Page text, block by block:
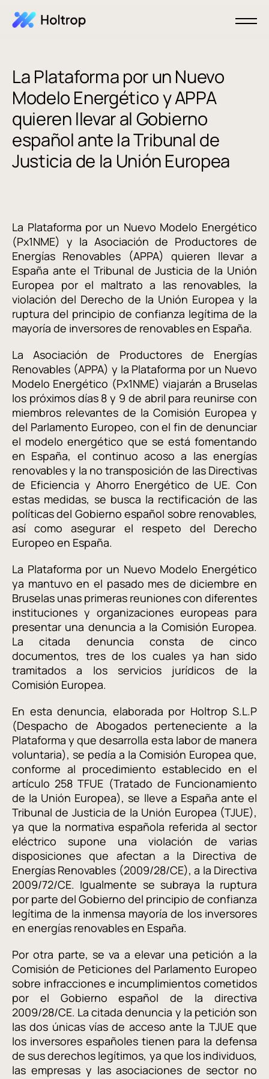
La Plataforma por un Nuevo
Modelo Energético y APPA
quieren llevar al Gobierno
español ante la Tribunal de
Justicia de la Unión Europea
La Plataforma por un Nuevo Modelo Energético
(Px1NME) y la Asociación de Productores de
Energías Renovables (APPA) quieren llevar a
España ante el Tribunal de Justicia de la Unión
Europea por el maltrato a las renovables, la
violación del Derecho de la Unión Europea y la
ruptura del principio de confianza legítima de la
mayoría de inversores de renovables en España.
La Asociación de Productores de Energías
Renovables (APPA) y la Plataforma por un Nuevo
Modelo Energético (Px1NME) viajarán a Bruselas
los próximos días 8 y 9 de abril para reunirse con
miembros relevantes de la Comisión Europea y
del Parlamento Europeo, con el fin de denunciar
el modelo energético que se está fomentando
en España, el continuo acoso a las energías
renovables y la no transposición de las Directivas
de Eficiencia y Ahorro Energético de UE. Con
estas medidas, se busca la rectificación de las
políticas del Gobierno español sobre renovables,
así como asegurar el respeto del Derecho
Europeo en España.
La Plataforma por un Nuevo Modelo Energético
ya mantuvo en el pasado mes de diciembre en
Bruselas unas primeras reuniones con diferentes
instituciones y organizaciones europeas para
presentar una denuncia a la Comisión Europea.
La citada denuncia consta de cinco
documentos, tres de los cuales ya han sido
tramitados a los servicios jurídicos de la
Comisión Europea.
En esta denuncia, elaborada por Holtrop S.L.P
(Despacho de Abogados perteneciente a la
Plataforma y que desarrolla esta labor de manera
voluntaria), se pedía a la Comisión Europea que,
conforme al procedimiento establecido en el
artículo 258 TFUE (Tratado de Funcionamiento
de la Unión Europea), se lleve a España ante el
Tribunal de Justicia de la Unión Europea (TJUE),
ya que la normativa española referida al sector
eléctrico supone una violación de varias
disposiciones que afectan a la Directiva de
Energías Renovables (2009/28/CE), a la Directiva
2009/72/CE. Igualmente se subraya la ruptura
por parte del Gobierno del principio de confianza
legítima de la inmensa mayoría de los inversores
en energías renovables en España.
Por otra parte, se va a elevar una petición a la
Comisión de Peticiones del Parlamento Europeo
sobre infracciones e incumplimientos cometidos
por el Gobierno español de la directiva
2009/28/CE. La citada denuncia y la petición son
las dos únicas vías de acceso ante la TJUE que
los inversores españoles tienen para la defensa
de sus derechos legítimos, ya que los individuos,
las empresas y las asociaciones de sector no